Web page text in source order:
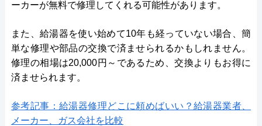
ーカーが無料で修理してくれる可能性があります。
また、給湯器を使い始めて10年も経っていない場合、簡
単な修理や部品の交換で済ませられるかもしれません。
修理の相場は20,000円～であるため、交換よりもお得に
済ませられます。
参考記事：給湯器修理どこに頼めばいい？給湯器業者、
メーカー、ガス会社を比較